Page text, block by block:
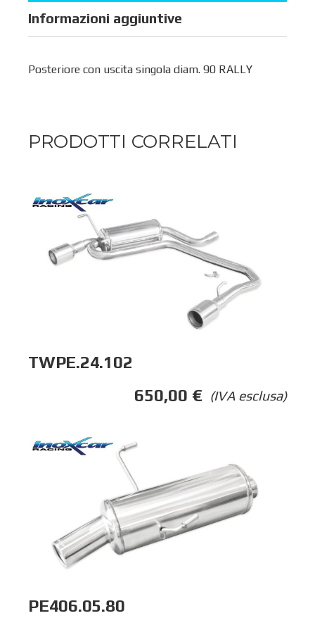
Informazioni aggiuntive
Posteriore con uscita singola diam. 90 RALLY
PRODOTTI CORRELATI
TWPE.24.102
(IVA esclusa)
650,00 €
PE406.05.80